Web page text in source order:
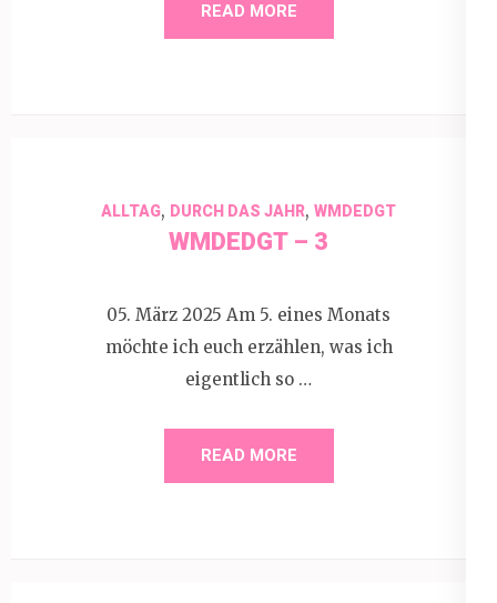
READ MORE
ALLTAG, DURCH DAS JAHR, WMDEDGT
WMDEDGT – 3
05. März 2025 Am 5. eines Monats
möchte ich euch erzählen, was ich
eigentlich so …
READ MORE